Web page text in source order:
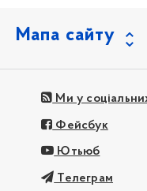
Мапа сайту
Ми у
Фейсбук
Ютьюб
Телеграм